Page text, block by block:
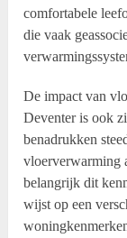
comfortabele
die vaak
De impact van
Deventer is ook
benadrukken
vloerverwarming
belangrijk dit
wijst op een